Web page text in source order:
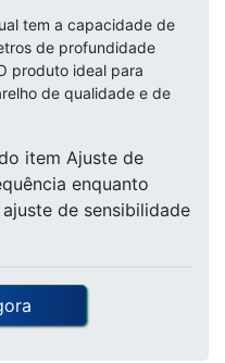
tem a capacidade de
de profundidade
produto ideal para
de qualidade e de
item Ajuste de
enquanto
de sensibilidade